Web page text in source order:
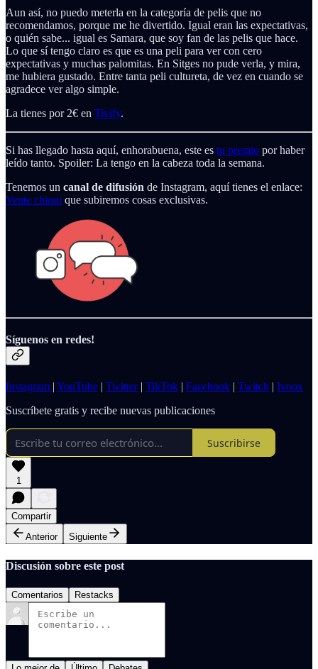
Aun así, no puedo meterla en la categoría de pelis que no
recomendamos, porque me he divertido. Igual eran las expectativas,
o quién sabe... igual es Samara, que soy fan de las pelis que hace.
Lo que sí tengo claro es que es una peli para ver con cero
expectativas y muchas palomitas. En Sitges no pude verla, y mira,
me hubiera gustado. Entre tanta peli cultureta, de vez en cuando se
agradece ver algo simple.
La tienes por 2€ en Tivify.
Si has llegado hasta aquí, enhorabuena, este es tu premio por haber
leído tanto. Spoiler: La tengo en la cabeza toda la semana.
Tenemos un canal de difusión de Instagram, aquí tienes el enlace:
Vente chiqui que subiremos cosas exclusivas.
Síguenos en redes!
Instagram | YouTube | Twitter| TikTok | Facebook | Twitch | Ivoox
Suscríbete gratis y recibe nuevas publicaciones
Suscribirse
1
Compartir
Anterior
Siguiente
Discusión sobre este post
Comentarios Restacks